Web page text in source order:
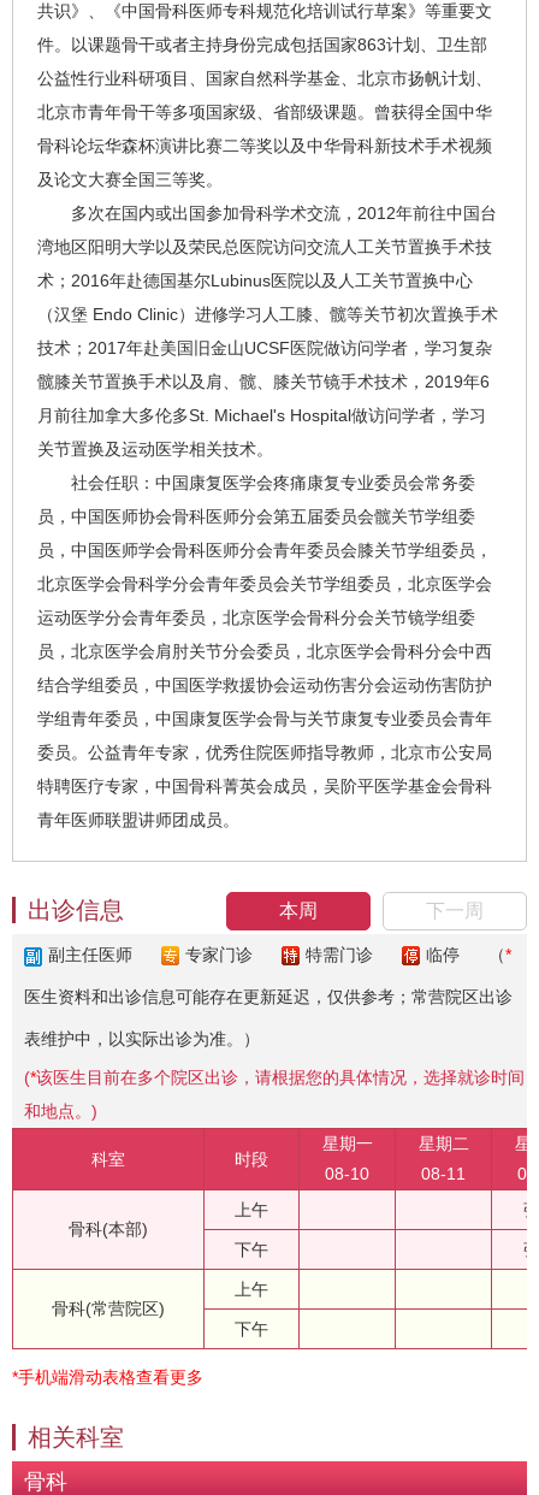
共识》、《中国骨科医师专科规范化培训试行草案》等重要文
件。以课题骨干或者主持身份完成包括国家863计划、卫生部
公益性行业科研项目、国家自然科学基金、北京市扬帆计划、
北京市青年骨干等多项国家级、省部级课题。曾获得全国中华
骨科论坛华森杯演讲比赛二等奖以及中华骨科新技术手术视频
及论文大赛全国三等奖。
多次在国内或出国参加骨科学术交流，2012年前往中国台
湾地区阳明大学以及荣民总医院访问交流人工关节置换手术技
术；2016年赴德国基尔Lubinus医院以及人工关节置换中心
（汉堡 Endo Clinic）进修学习人工膝、髋等关节初次置换手术
技术；2017年赴美国旧金山UCSF医院做访问学者，学习复杂
髋膝关节置换手术以及肩、髋、膝关节镜手术技术，2019年6
月前往加拿大多伦多St. Michael's Hospital做访问学者，学习
关节置换及运动医学相关技术。
社会任职：中国康复医学会疼痛康复专业委员会常务委
员，中国医师协会骨科医师分会第五届委员会髋关节学组委
员，中国医师学会骨科医师分会青年委员会膝关节学组委员，
北京医学会骨科学分会青年委员会关节学组委员，北京医学会
运动医学分会青年委员，北京医学会骨科分会关节镜学组委
员，北京医学会肩肘关节分会委员，北京医学会骨科分会中西
结合学组委员，中国医学救援协会运动伤害分会运动伤害防护
学组青年委员，中国康复医学会骨与关节康复专业委员会青年
委员。公益青年专家，优秀住院医师指导教师，北京市公安局
特聘医疗专家，中国骨科菁英会成员，吴阶平医学基金会骨科
青年医师联盟讲师团成员。
本周 下一周
出诊信息
副主任医师 专家门诊 特需门诊 临停 （*
医生资料和出诊信息可能存在更新延迟，仅供参考；常营院区出诊
表维护中，以实际出诊为准。）
(*该医生目前在多个院区出诊，请根据您的具体情况，选择就诊时间
和地点。)
科室 时段
星期一
08-10
星期二
08-11
星
骨科(本部)
上午
下午
骨科(常营院区)
上午
下午
*手机端滑动表格查看更多
相关科室
骨科